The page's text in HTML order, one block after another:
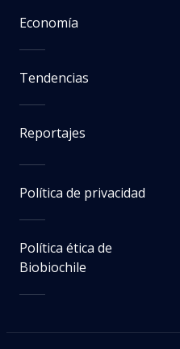
Economía
Tendencias
Reportajes
Política de privacidad
Política ética de
Biobiochile